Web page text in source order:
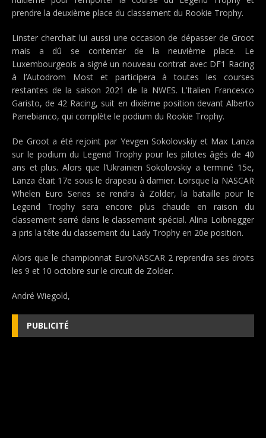
prendre la deuxième place du classement du Rookie Trophy.
Linster cherchait lui aussi une occasion de dépasser de Groot
mais a dû se contenter de la neuvième place. Le
Luxembourgeois a signé un nouveau contrat avec DF1 Racing
à l’Autodrom Most et participera à toutes les courses
restantes de la saison 2021 de la NWES. L’Italien Francesco
Garisto, de 42 Racing, suit en dixième position devant Alberto
Panebianco, qui complète le podium du Rookie Trophy.
De Groot a été rejoint par Yevgen Sokolovskiy et Max Lanza
sur le podium du Legend Trophy pour les pilotes âgés de 40
ans et plus. Alors que l’Ukrainien Sokolovskiy a terminé 15e,
Lanza était 17e sous le drapeau à damier. Lorsque la NASCAR
Whelen Euro Series se rendra à Zolder, la bataille pour le
Legend Trophy sera encore plus chaude en raison du
classement serré dans le classement spécial. Alina Loibnegger
a pris la tête du classement du Lady Trophy en 20e position.
Alors que le championnat EuroNASCAR 2 reprendra ses droits
les 9 et 10 octobre sur le circuit de Zolder.
André Wiegold,
PUBLICITÉ